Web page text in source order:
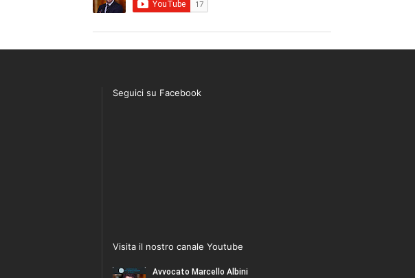
Seguici su Facebook
Visita il nostro canale Youtube